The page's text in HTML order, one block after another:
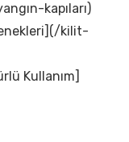
kapıları)
kilit-
Kullanım]